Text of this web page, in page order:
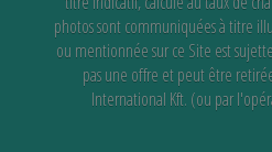
photos sont communiquées à titre
ou mentionnée sur ce Site est
pas une offre et peut être
International Kft. (ou par